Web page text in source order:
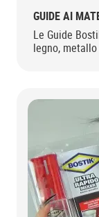
GUIDE AI
Le Guide
legno,